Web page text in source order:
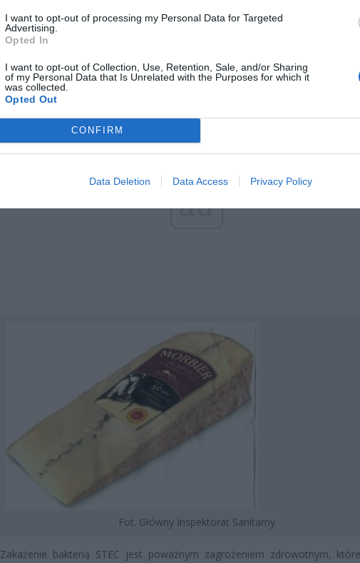
I want to opt-out of processing my Personal Data for Targeted
Advertising.
Opted In
I want to opt-out of Collection, Use, Retention, Sale, and/or Sharing
of my Personal Data that Is Unrelated with the Purposes for which it
was collected.
Opted Out
CONFIRM
Data Deletion Data Access Privacy Policy
Fot. Główny Inspektorat Sanitarny
ad
Fot. Główny Inspektorat Sanitarny
Zakażenie bakterią STEC jest poważnym zagrożeniem zdrowotnym,